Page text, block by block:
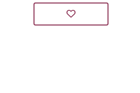
Trenutna
cijena
bila